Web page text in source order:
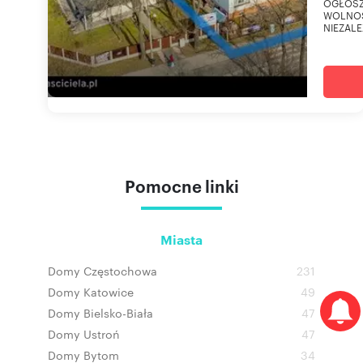
Pomocne linki
Miasta
Domy Częstochowa
231
Domy Katowice
49
Domy Bielsko-Biała
47
Domy Ustroń
47
Domy Bytom
34